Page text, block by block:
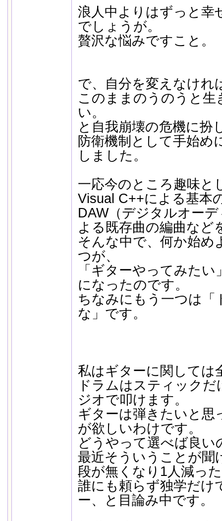
浪人中よりはずっと幸
でしょうが。
贅沢な悩みですこと。
で、自分を変えなけれ
このままのうのうと生
い。
と自我崩壊の危機に扮
防衛機制として手始め
しました。
一応今のところ趣味と
Visual C++による基本
DAW（デジタルオー
よる既存曲の編曲など
そんな中で、何か始め
つが、
「ギターやってみたい
になったのです。
ちなみにもう一つは「
な」です。
私はギターに関しては
ドラムはスティック
ジオで叩けます。
ギターは弾きたいと思
が欲しいわけです。
どうやって選べば良い
最近そういうことが聞
段が無くなり1人減っ
誰にも頼らず独学だけ
ー、と目論み中です。